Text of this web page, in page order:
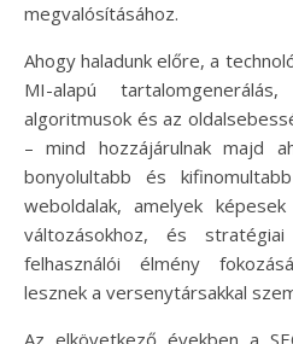
megvalósításához.
Ahogy haladunk előre, a
MI-alapú
algoritmusok és az
– mind hozzájárulnak majd
bonyolultabb és
weboldalak, amelyek
változásokhoz, és
felhasználói élmény
lesznek a versenytársakkal